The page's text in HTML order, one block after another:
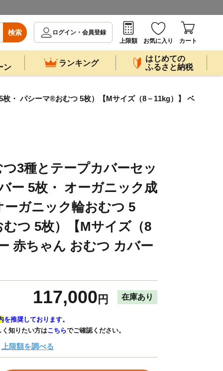
検索
ログイン・会員登録
上限額
お気に入り カート
ン
ランキング
はじめての
ふるさと納税
・ パシーマ®おむつ 5枚）【Mサイズ（8－11kg）】 ベ
つ3種とテープカバーセッ
ー 5枚・ オーガニック成
ーガニック輪おむつ 5
つ 5枚）【Mサイズ（8
赤ちゃん おむつ カバー
117,000 円 在庫あり
を推奨しております。
く知りたい方はこちらでご確認ください。
上限額を調べる